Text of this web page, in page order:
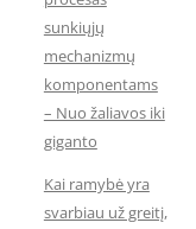
sunkiųjų
mechanizmų
komponentams
– Nuo žaliavos iki
giganto
Kai ramybė yra
svarbiau už greitį,